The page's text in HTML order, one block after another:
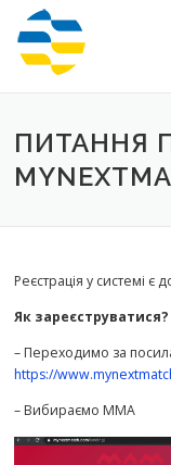
Перейти
вмісту
ПИТАННЯ
Реєстрація у системі
Як зареєструватися?
– Переходимо за
https://
– Вибираємо ММА